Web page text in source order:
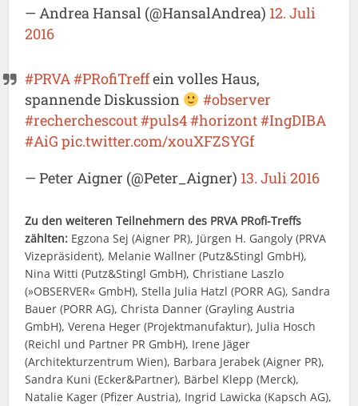
— Andrea Hansal (@HansalAndrea) 12. Juli
2016
#PRVA#PRofiTreffein volles Haus,
spannende Diskussion
#observer
#recherchescout#puls4#horizont#IngDIBA
#AiG pic.twitter.com/xouXFZSYGf
— Peter Aigner (@Peter_Aigner) 13. Juli 2016
Zu den weiteren Teilnehmern des PRVA PRofi-Treffs
zählten: Egzona Sej (Aigner PR), Jürgen H. Gangoly (PRVA
Vizepräsident), Melanie Wallner (Putz&Stingl GmbH),
Nina Witti (Putz&Stingl GmbH), Christiane Laszlo
(»OBSERVER« GmbH), Stella Julia Hatzl (PORR AG), Sandra
Bauer (PORR AG), Christa Danner (Grayling Austria
GmbH), Verena Heger (Projektmanufaktur), Julia Hosch
(Reichl und Partner PR GmbH), Irene Jäger
(Architekturzentrum Wien), Barbara Jerabek (Aigner PR),
Sandra Kuni (Ecker&Partner), Bärbel Klepp (Merck),
Natalie Kager (Pfizer Austria), Ingrid Lawicka (Kapsch AG),